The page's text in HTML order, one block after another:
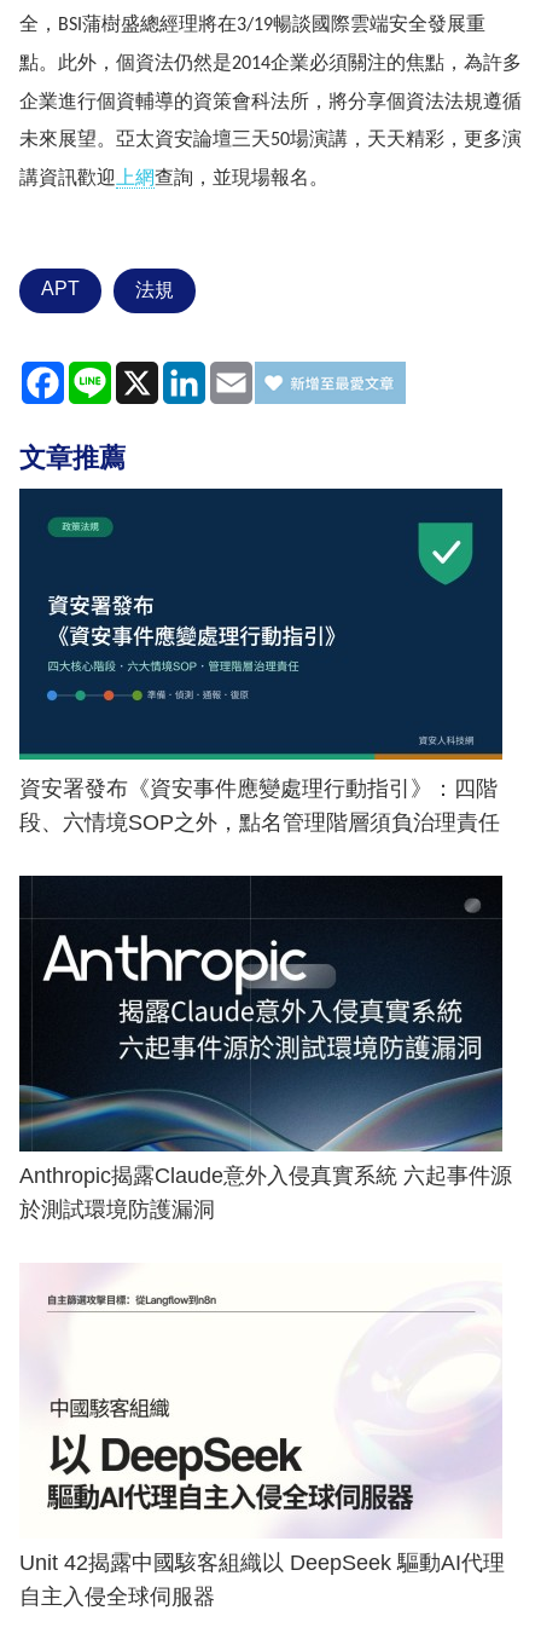
全， BSI 蒲樹盛總經理將在3/19暢談國際雲端安全發展重
點。此外，個資法仍然是2014企業必須關注的焦點，為許多
企業進行個資輔導的資策會科法所，將分享個資法法規遵循
未來展望。亞太資安論壇三天50場演講，天天精彩，更多演
講資訊歡迎 上網查詢，並現場報名。
APT 法規
Facebook
Line X LinkedIn
Email
文章推薦
資安署發布《資安事件應變處理行動指引》：四階
段、六情境SOP之外，點名管理階層須負治理責任
Anthropic揭露Claude意外入侵真實系統 六起事件源
於測試環境防護漏洞
Unit 42揭露中國駭客組織以 DeepSeek 驅動AI代理
自主入侵全球伺服器